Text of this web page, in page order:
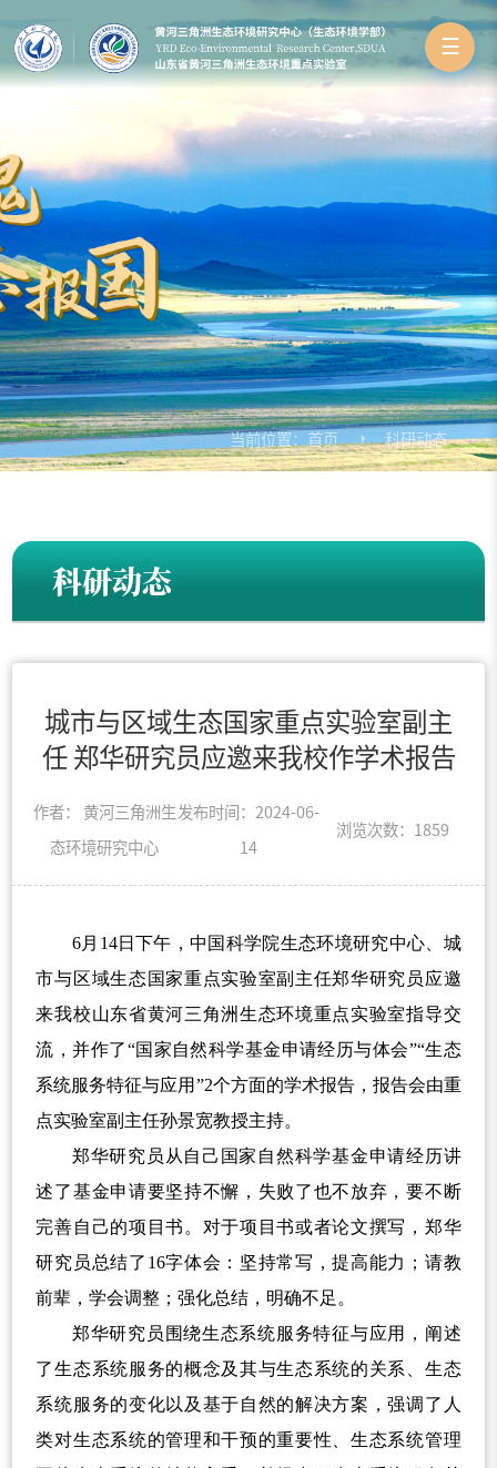
☰
当前位置：首页 科研动态
科研动态
城市与区域生态国家重点实验室副主
任 郑华研究员应邀来我校作学术报告
作者： 黄河三角洲生
态环境研究中心
发布时间：2024-06-
14
浏览次数： 1859
6月 14日下午，中国科学院生态环境研究中心、城
市与区域生态国家重点实验室副主任郑华研究员应邀
来我校山东省黄河三角洲生态环境重点实验室指导交
流，并作了“国家自然科学基金申请经历与体会”“生态
系统服务特征与应用 ”2个方面的学术报告，报告会由重
点实验室副主任孙景宽教授主持。
郑华研究员从自己国家自然科学基金申请经历讲
述了基金申请要坚持不懈，失败了也不放弃，要不断
完善自己的项目书。对于项目书或者论文撰写，郑华
研究员总结了 16字体会：坚持常写，提高能力；请教
前辈，学会调整；强化总结，明确不足。
郑华研究员围绕生态系统服务特征与应用，阐述
了生态系统服务的概念及其与生态系统的关系、生态
系统服务的变化以及基于自然的解决方案，强调了人
类对生态系统的管理和干预的重要性、生态系统管理